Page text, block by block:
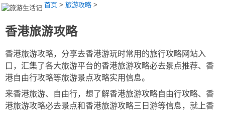
首页 > 旅游攻略 >
香港旅游攻略
香港旅游攻略，分享去香港游玩时常用的旅行攻略网站入
口，汇集了各大旅游平台的香港旅游攻略必去景点推荐、香
港自由行攻略等旅游景点攻略实用信息。
来香港旅游、自由行，想了解香港旅游攻略自由行攻略、香
港旅游攻略必去景点和香港旅游攻略三日游等信息，就上香